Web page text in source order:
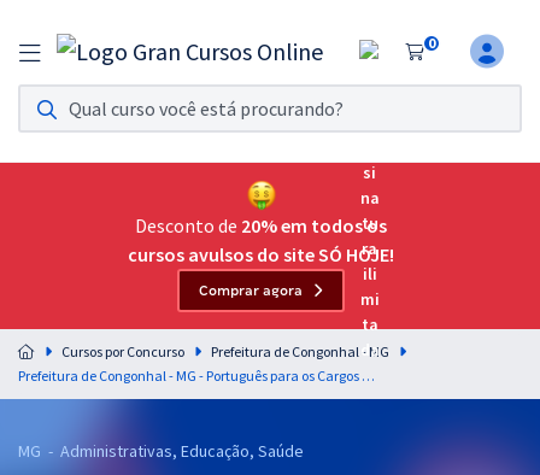
0
Assinatura Ilimitada 11
Acesso a todos os cursos. Teste grátis por 7 dias!
Assinatura OAB Até Passar
Acesso ilimitado a toda preparação para o Exame da
Residências Multiprofissionais
Preparação completa e intensiva para as principais
residências em saúde do Brasil
Desconto de 20% em todos os
cursos avulsos do site SÓ HOJE!
Comprar agora
Cursos por Concurso
Prefeitura de Congonhal - MG
Prefeitura de Congonhal - MG - Português para os Cargos de Nível Fundamental com a Equipe Gran (Pós-Edital)
MG - Administrativas, Educação, Saúde